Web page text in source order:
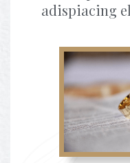
adispiacing